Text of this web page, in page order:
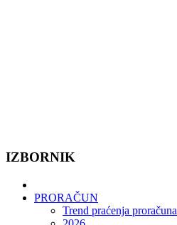
IZBORNIK
PRORAČUN
Trend praćenja proračuna